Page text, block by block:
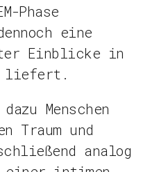
Phase
eine
Einblicke in
liefert.
Menschen
Traum und
analog